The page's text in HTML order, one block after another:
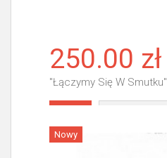
250.00 zł
"Łączymy Się W Smutku"
Nowy